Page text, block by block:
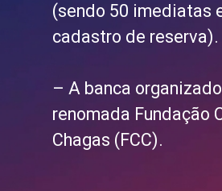
(sendo 50 imediatas
cadastro de reserva).
– A banca
renomada Fundação
Chagas (FCC).